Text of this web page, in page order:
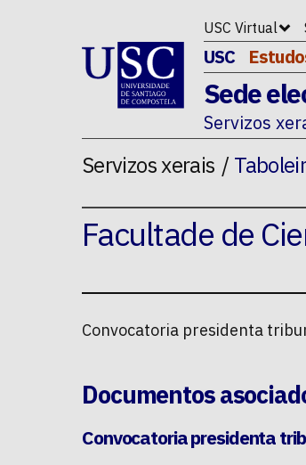
USC Virtual
USC
Sede
Servizos
Servizos xerais
Facultade de
Convocatoria presidenta
Documentos
Convocatoria presidenta